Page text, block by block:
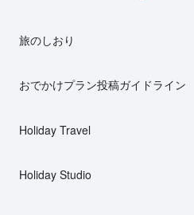
旅のしおり
おでかけプラン投稿ガイドライン
Holiday Travel
Holiday Studio